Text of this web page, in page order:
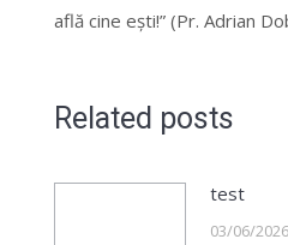
află cine ești!” (Pr. Adrian
Related posts
test
03/06/2026